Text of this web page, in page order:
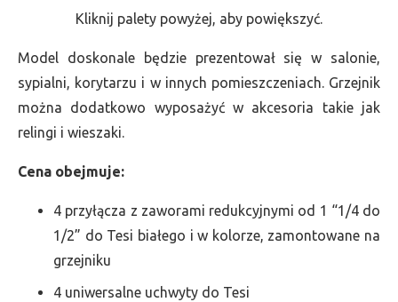
Kliknij palety powyżej, aby powiększyć.
Model doskonale będzie prezentował się w salonie,
sypialni, korytarzu i w innych pomieszczeniach. Grzejnik
można dodatkowo wyposażyć w akcesoria takie jak
relingi i wieszaki.
Cena obejmuje:
4 przyłącza z zaworami redukcyjnymi od 1 “1/4 do
1/2” do Tesi białego i w kolorze, zamontowane na
grzejniku
4 uniwersalne uchwyty do Tesi